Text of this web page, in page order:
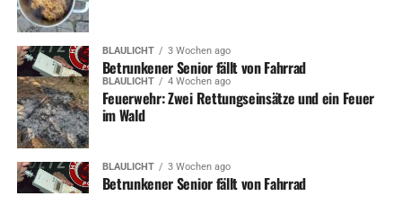
BLAULICHT 3 Wochen ago
Betrunkener Senior fällt von Fahrrad
BLAULICHT 4 Wochen ago
Feuerwehr: Zwei Rettungseinsätze und ein Feuer
im Wald
BLAULICHT 3 Wochen ago
Betrunkener Senior fällt von Fahrrad